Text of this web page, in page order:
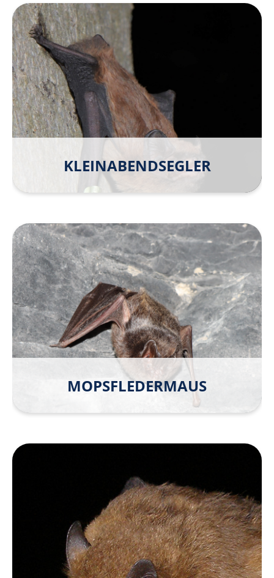
KLEINABEND­SEGLER
MOPS­FLEDER­MAUS